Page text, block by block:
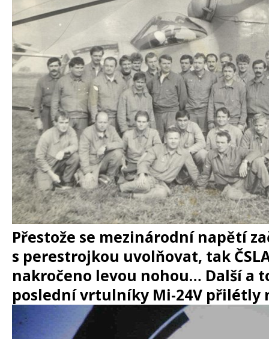
Přestože se mezinárodní napětí
s perestrojkou uvolňovat, tak
nakročeno levou nohou… Další a
poslední vrtulníky Mi-24V přilétly